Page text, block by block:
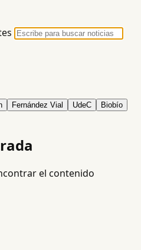
Fernández Vial UdeC Biobío
el contenido